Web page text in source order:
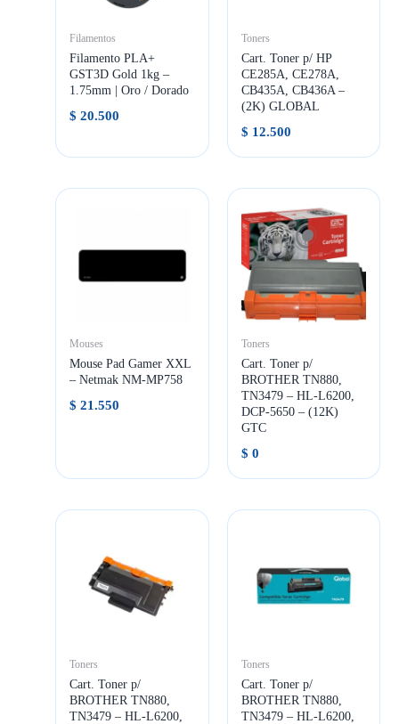
Filamentos
Filamento PLA+
GST3D Gold 1kg –
1.75mm | Oro / Dorado
$ 20.500
Toners
Cart. Toner p/ HP
CE285A, CE278A,
CB435A, CB436A –
(2K) GLOBAL
$ 12.500
Mouses
Mouse Pad Gamer XXL
– Netmak NM-MP758
$ 21.550
Toners
Cart. Toner p/
BROTHER TN880,
TN3479 – HL-L6200,
DCP-5650 – (12K)
GTC
$ 0
Toners
Cart. Toner p/
BROTHER TN880,
TN3479 – HL-L6200,
Toners
Cart. Toner p/
BROTHER TN880,
TN3479 – HL-L6200,